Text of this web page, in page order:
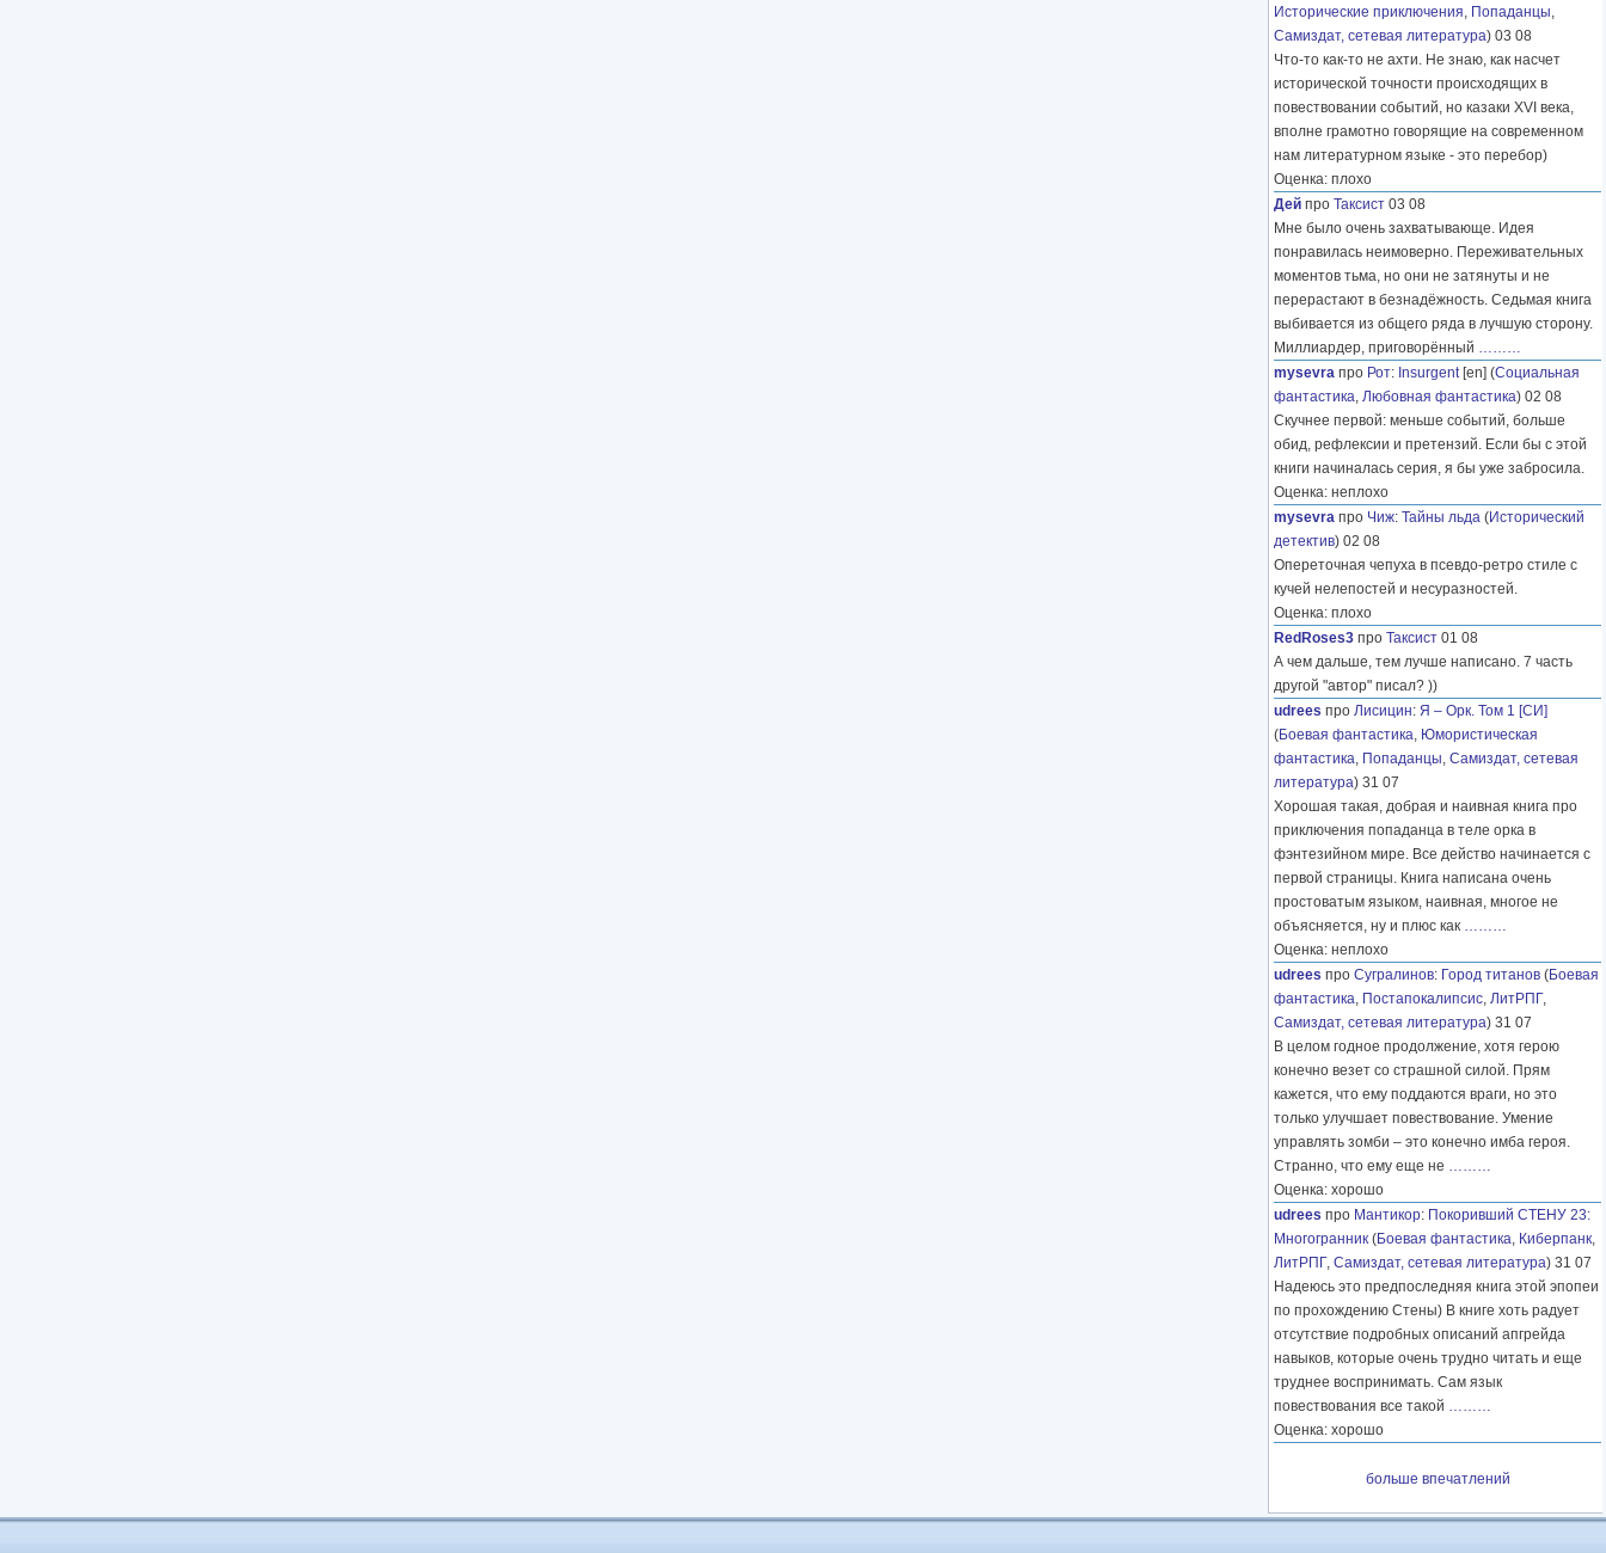
Исторические приключения, Попаданцы,
Самиздат, сетевая литература) 03 08
Что-то как-то не ахти. Не знаю, как насчет
исторической точности происходящих в
повествовании событий, но казаки XVI века,
вполне грамотно говорящие на современном
нам литературном языке - это перебор)
Оценка: плохо
Дей про Таксист 03 08
Мне было очень захватывающе. Идея
понравилась неимоверно. Переживательных
моментов тьма, но они не затянуты и не
перерастают в безнадёжность. Седьмая книга
выбивается из общего ряда в лучшую сторону.
Миллиардер, приговорённый ………
mysevra про Рот: Insurgent[en] (Социальная
фантастика, Любовная фантастика) 02 08
Скучнее первой: меньше событий, больше
обид, рефлексии и претензий. Если бы с этой
книги начиналась серия, я бы уже забросила.
Оценка: неплохо
mysevra про Чиж: Тайны льда (Исторический
детектив) 02 08
Опереточная чепуха в псевдо-ретро стиле с
кучей нелепостей и несуразностей.
Оценка: плохо
RedRoses3 про Таксист 01 08
А чем дальше, тем лучше написано. 7 часть
другой "автор" писал? ))
udrees про Лисицин: Я – Орк. Том 1 [СИ]
(Боевая фантастика, Юмористическая
фантастика, Попаданцы, Самиздат, сетевая
литература) 31 07
Хорошая такая, добрая и наивная книга про
приключения попаданца в теле орка в
фэнтезийном мире. Все действо начинается с
первой страницы. Книга написана очень
простоватым языком, наивная, многое не
объясняется, ну и плюс как ………
Оценка: неплохо
udrees про Сугралинов: Город титанов (Боевая
фантастика, Постапокалипсис, ЛитРПГ,
Самиздат, сетевая литература) 31 07
В целом годное продолжение, хотя герою
конечно везет со страшной силой. Прям
кажется, что ему поддаются враги, но это
только улучшает повествование. Умение
управлять зомби – это конечно имба героя.
Странно, что ему еще не ………
Оценка: хорошо
udrees про Мантикор: Покоривший СТЕНУ 23:
Многогранник (Боевая фантастика, Киберпанк,
ЛитРПГ, Самиздат, сетевая литература) 31 07
Надеюсь это предпоследняя книга этой эпопеи
по прохождению Стены) В книге хоть радует
отсутствие подробных описаний апгрейда
навыков, которые очень трудно читать и еще
труднее воспринимать. Сам язык
повествования все такой ………
Оценка: хорошо
больше впечатлений